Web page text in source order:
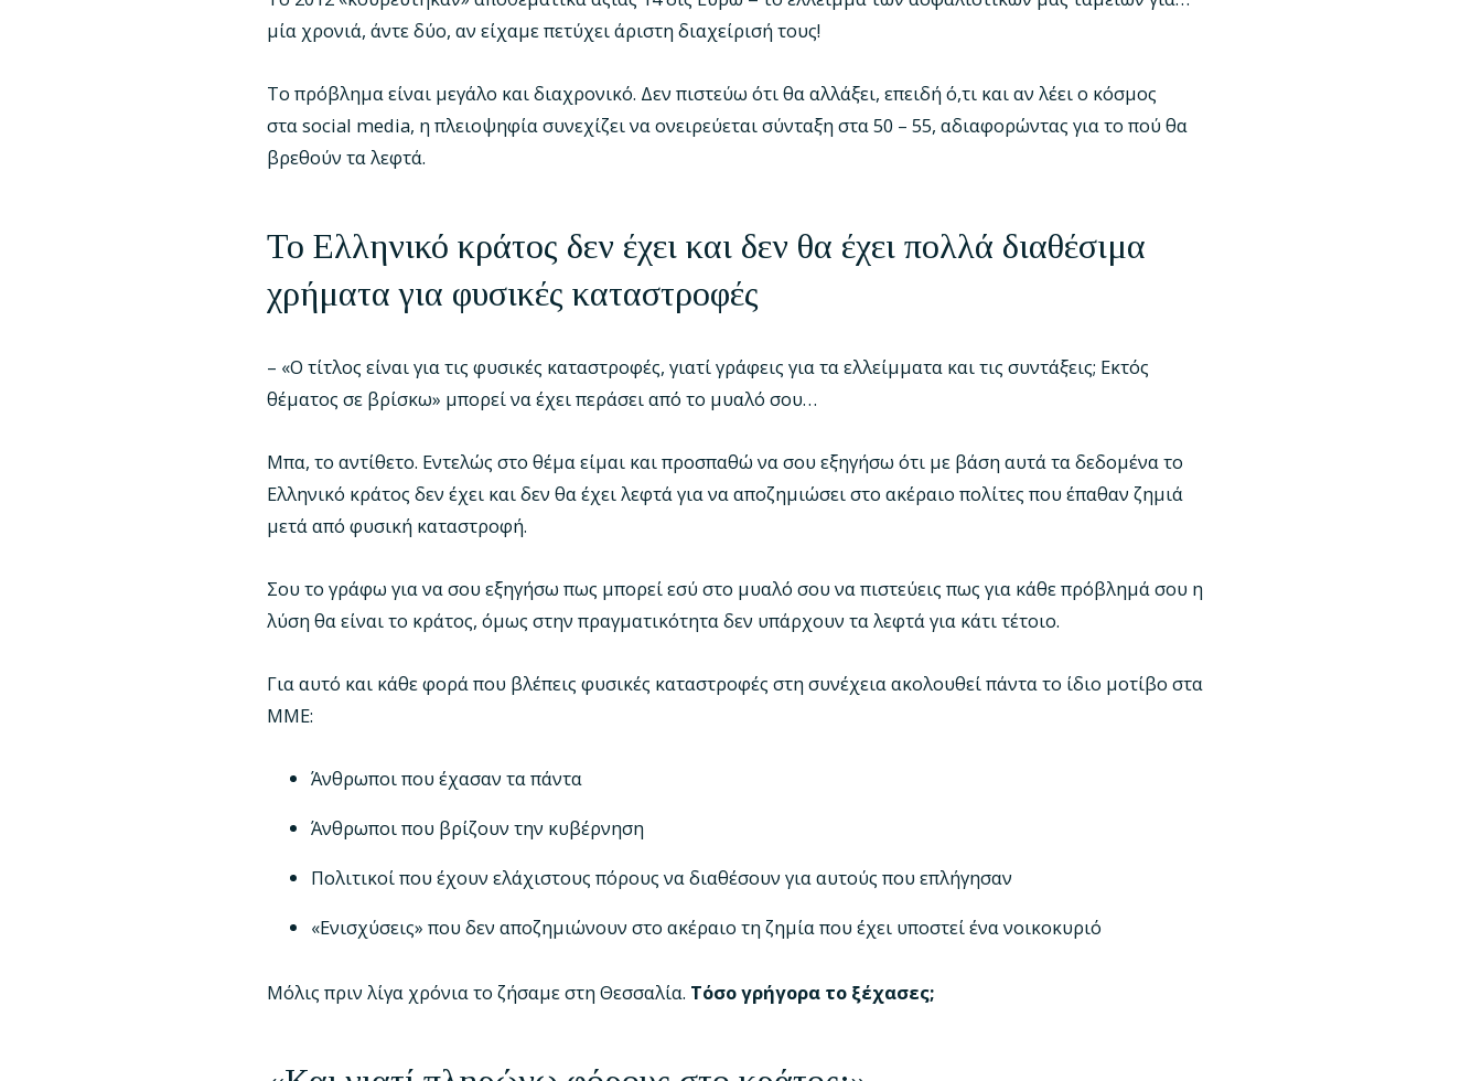
μία χρονιά, άντε δύο, αν είχαμε πετύχει άριστη διαχείρισή τους!
Το πρόβλημα είναι μεγάλο και διαχρονικό. Δεν πιστεύω ότι θα αλλάξει, επειδή ό,τι και αν λέει ο κόσμος
στα social media, η πλειοψηφία συνεχίζει να ονειρεύεται σύνταξη στα 50 – 55, αδιαφορώντας για το πού θα
βρεθούν τα λεφτά.
Το Ελληνικό κράτος δεν έχει και δεν θα έχει πολλά διαθέσιμα
χρήματα για φυσικές καταστροφές
– «Ο τίτλος είναι για τις φυσικές καταστροφές, γιατί γράφεις για τα ελλείμματα και τις συντάξεις; Εκτός
θέματος σε βρίσκω» μπορεί να έχει περάσει από το μυαλό σου…
Μπα, το αντίθετο. Εντελώς στο θέμα είμαι και προσπαθώ να σου εξηγήσω ότι με βάση αυτά τα δεδομένα το
Ελληνικό κράτος δεν έχει και δεν θα έχει λεφτά για να αποζημιώσει στο ακέραιο πολίτες που έπαθαν ζημιά
μετά από φυσική καταστροφή.
Σου το γράφω για να σου εξηγήσω πως μπορεί εσύ στο μυαλό σου να πιστεύεις πως για κάθε πρόβλημά σου η
λύση θα είναι το κράτος, όμως στην πραγματικότητα δεν υπάρχουν τα λεφτά για κάτι τέτοιο.
Για αυτό και κάθε φορά που βλέπεις φυσικές καταστροφές στη συνέχεια ακολουθεί πάντα το ίδιο μοτίβο στα
ΜΜΕ:
Άνθρωποι που έχασαν τα πάντα
Άνθρωποι που βρίζουν την κυβέρνηση
Πολιτικοί που έχουν ελάχιστους πόρους να διαθέσουν για αυτούς που επλήγησαν
«Ενισχύσεις» που δεν αποζημιώνουν στο ακέραιο τη ζημία που έχει υποστεί ένα νοικοκυριό
Μόλις πριν λίγα χρόνια το ζήσαμε στη Θεσσαλία. Τόσο γρήγορα το ξέχασες;